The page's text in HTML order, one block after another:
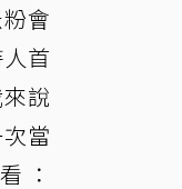
會
首
說
當
：